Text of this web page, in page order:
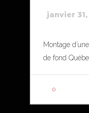
janvier
Montage
de fond
0